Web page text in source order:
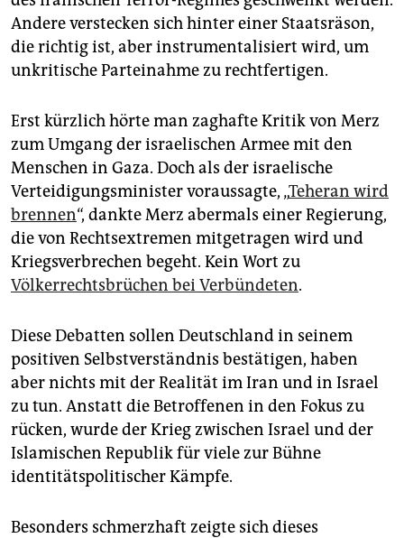
Andere verstecken sich hinter einer Staatsräson,
die richtig ist, aber instrumentalisiert wird, um
unkritische Parteinahme zu rechtfertigen.
Erst kürzlich hörte man zaghafte Kritik von Merz
zum Umgang der israelischen Armee mit den
Menschen in Gaza. Doch als der israelische
Verteidigungsminister voraussagte, „Teheran wird
brennen“, dankte Merz abermals einer Regierung,
die von Rechtsextremen mitgetragen wird und
Kriegsverbrechen begeht. Kein Wort zu
Völkerrechtsbrüchen bei Verbündeten.
Diese Debatten sollen Deutschland in seinem
positiven Selbstverständnis bestätigen, haben
aber nichts mit der Realität im Iran und in Israel
zu tun. Anstatt die Betroffenen in den Fokus zu
rücken, wurde der Krieg zwischen Israel und der
Islamischen Republik für viele zur Bühne
identitätspolitischer Kämpfe.
Besonders schmerzhaft zeigte sich dieses